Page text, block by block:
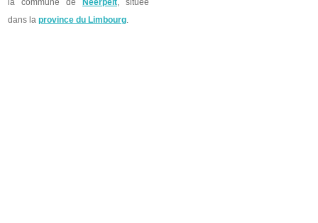
la commune de
Neerpelt, située
dans la province du Limbourg.